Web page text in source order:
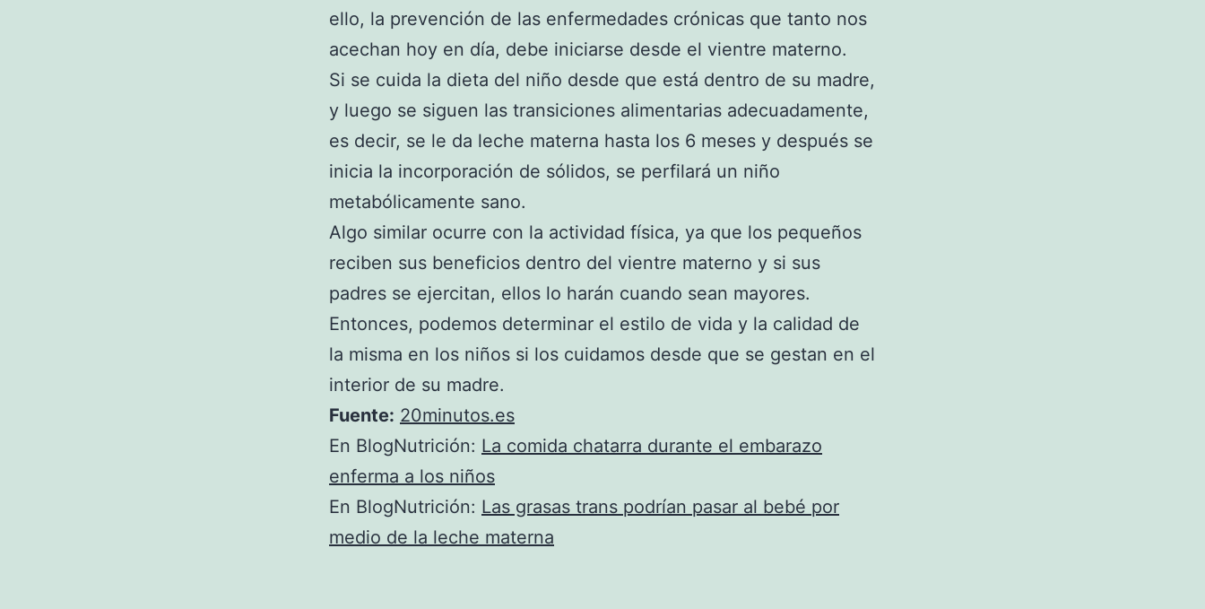
ello, la prevención de las enfermedades crónicas que tanto nos
acechan hoy en día, debe iniciarse desde el vientre materno.
Si se cuida la dieta del niño desde que está dentro de su madre,
y luego se siguen las transiciones alimentarias adecuadamente,
es decir, se le da leche materna hasta los 6 meses y después se
inicia la incorporación de sólidos, se perfilará un niño
metabólicamente sano.
Algo similar ocurre con la actividad física, ya que los pequeños
reciben sus beneficios dentro del vientre materno y si sus
padres se ejercitan, ellos lo harán cuando sean mayores.
Entonces, podemos determinar el estilo de vida y la calidad de
la misma en los niños si los cuidamos desde que se gestan en el
interior de su madre.
Fuente: 20minutos.es
En BlogNutrición: La comida chatarra durante el embarazo
enferma a los niños
En BlogNutrición: Las grasas trans podrían pasar al bebé por
medio de la leche materna